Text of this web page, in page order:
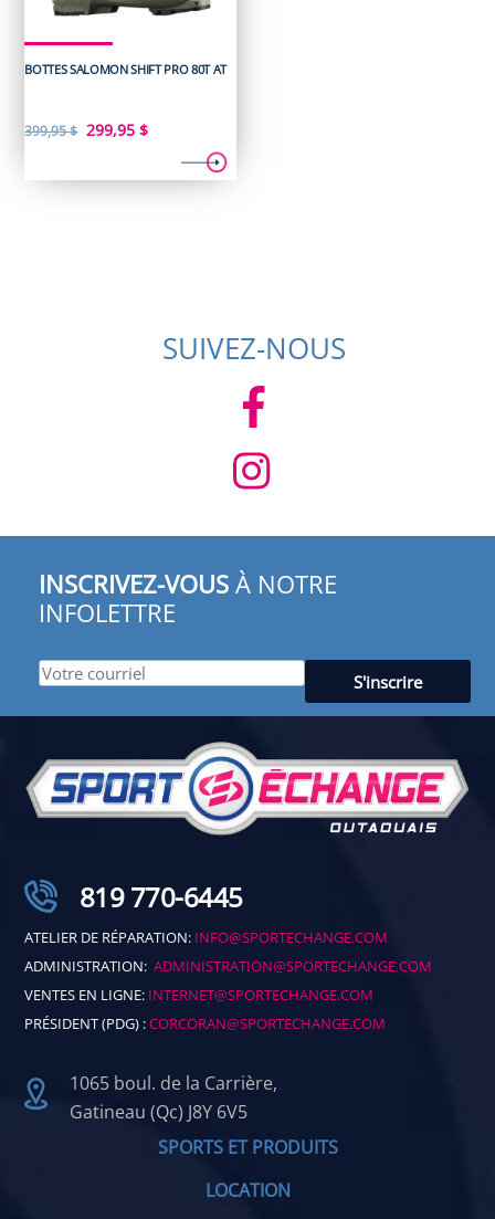
BOTTES SALOMON SHIFT PRO 80T AT
399,95$ Le
initial
299,95$Le
actuel
SUIVEZ-NOUS
INSCRIVEZ-VOUS À NOTRE
INFOLETTRE
819 770-6445
ATELIER DE RÉPARATION: INFO@SPORTECHANGE.COM
ADMINISTRATION:ADMINISTRATION@SPORTECHANGE.COM
VENTES EN LIGNE: INTERNET@SPORTECHANGE.COM
PRÉSIDENT (PDG) :CORCORAN@SPORTECHANGE.COM
1065 boul. de la Carrière,
Gatineau (Qc) J8Y 6V5
SPORTS ET PRODUITS
LOCATION